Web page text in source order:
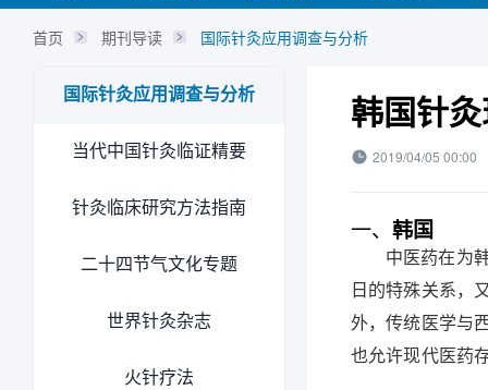
首页 期刊导读 国际针灸应用调查与分析
国际针灸应用调查与分析
当代中国针灸临证精要
针灸临床研究方法指南
二十四节气文化专题
世界针灸杂志
火针疗法
韩国针
2019/04/05 00:00
一、 韩国
中医药在为
日的特殊关系，
外，传统医学与
也允许现代医药